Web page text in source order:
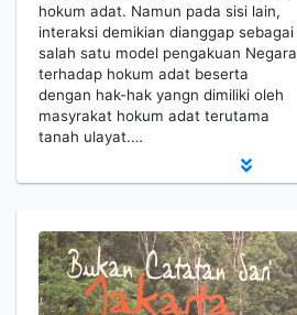
hokum adat. Namun pada sisi lain,
interaksi demikian dianggap sebagai
salah satu model pengakuan Negara
terhadap hokum adat beserta
dengan hak-hak yangn dimiliki oleh
masyrakat hokum adat terutama
tanah ulayat.…